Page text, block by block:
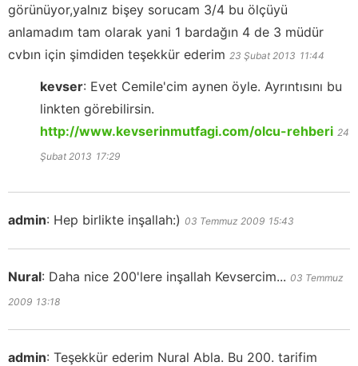
görünüyor,yalnız bişey sorucam 3/4 bu ölçüyü
anlamadım tam olarak yani 1 bardağın 4 de 3 müdür
cvbın için şimdiden teşekkür ederim 23 Şubat 2013 11:44
kevser: Evet Cemile'cim aynen öyle. Ayrıntısını bu
linkten görebilirsin.
http://www.kevserinmutfagi.com/olcu-rehberi 24
Şubat 2013 17:29
admin: Hep birlikte inşallah:) 03 Temmuz 2009 15:43
Nural: Daha nice 200'lere inşallah Kevsercim... 03 Temmuz
2009 13:18
admin: Teşekkür ederim Nural Abla. Bu 200. tarifim